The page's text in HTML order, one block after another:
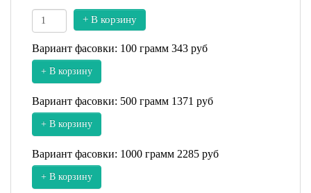
+ В корзину
Вариант фасовки: 100 грамм 343 руб
+ В корзину
Вариант фасовки: 500 грамм 1371 руб
+ В корзину
Вариант фасовки: 1000 грамм 2285 руб
+ В корзину